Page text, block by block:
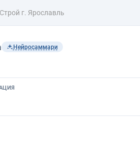
г. Ярославль
Нейросаммари